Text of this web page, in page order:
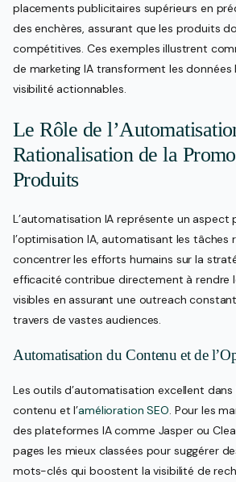
placements publicitaires supérieurs en
des enchères, assurant que les produits
compétitives. Ces exemples illustrent
de marketing IA transforment les données
visibilité actionnables.
Le Rôle de
Rationalisation de la
Produits
L’automatisation IA représente un aspect
l’optimisation IA, automatisant les tâches
concentrer les efforts humains sur la
efficacité contribue directement à rendre
visibles en assurant une outreach
travers de vastes audiences.
Automatisation du Contenu et de
Les outils d’automatisation excellent
contenu et l’amélioration SEO. Pour les
des plateformes IA comme Jasper ou
pages les mieux classées pour suggérer
mots-clés qui boostent la visibilité de